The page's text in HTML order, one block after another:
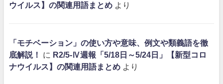
ウイルス】の関連用語まとめ より
「モチベーション」の使い方や意味、例文や類義語を徹
底解説！
に R2/5-Ⅳ週報「5/18日～5/24日」【新型コロ
ナウイルス】の関連用語まとめ より